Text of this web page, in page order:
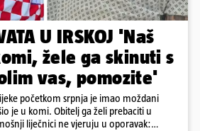
U IRSKOJ 'Naš
žele ga skinuti s
vas, pomozite'
početkom srpnja je imao moždani
je u komi. Obitelj ga želi prebaciti u
liječnici ne vjeruju u oporavak: